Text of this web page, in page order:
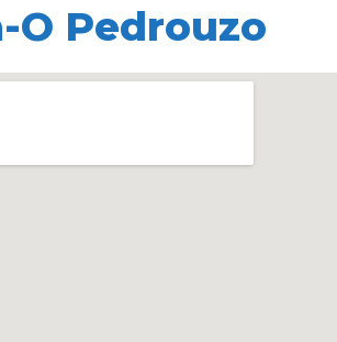
O Pedrouzo